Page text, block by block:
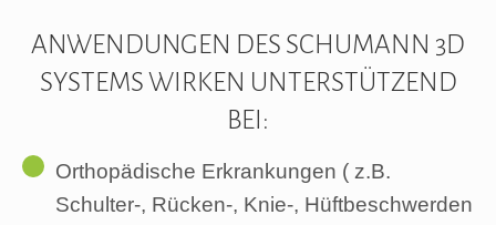
ANWENDUNGEN DES SCHUMANN 3D
SYSTEMS WIRKEN UNTERSTÜTZEND
BEI:
Orthopädische Erkrankungen ( z.B.
Schulter-, Rücken-, Knie-, Hüftbeschwerden